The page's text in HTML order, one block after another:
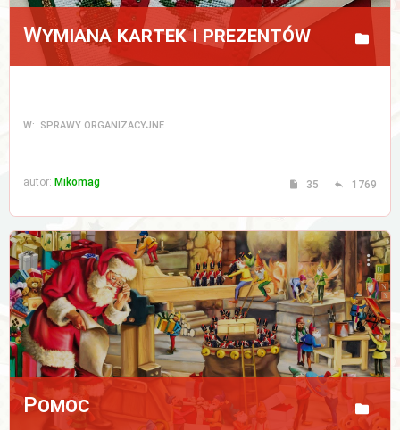
Wymiana kartek i prezentów
W: SPRAWY ORGANIZACYJNE
autor: Mikomag 35 1769
Pomoc